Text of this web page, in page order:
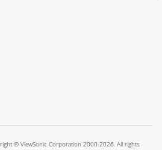
© ViewSonic Corporation 2000-2026. All rights